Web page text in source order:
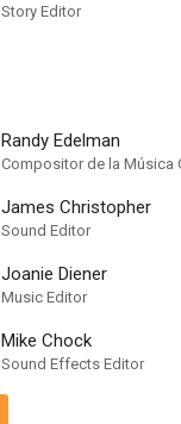
Story Editor
Randy Edelman
Compositor de la Música
James Christopher
Sound Editor
Joanie Diener
Music Editor
Mike Chock
Sound Effects Editor